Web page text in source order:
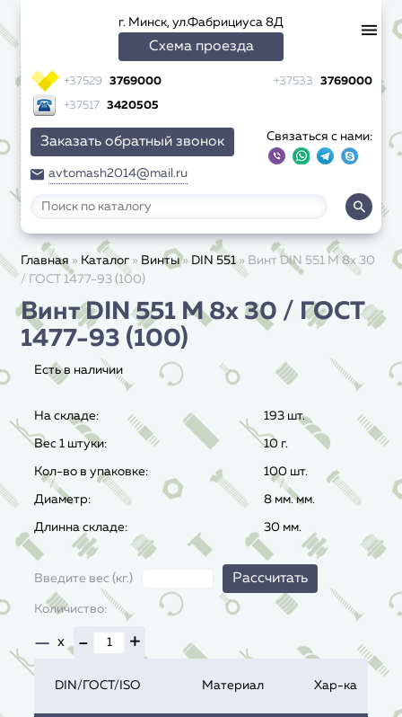
+37529 3769000 +37533 3769000
+37517 3420505
Заказать обратный звонок
avtomash2014@mail.ru
Связаться с нами:
г. Минск, ул.Фабрициуса 8Д
Схема проезда
Главная » Каталог » Винты» DIN 551» Винт DIN 551 M 8x 30
/ ГОСТ 1477-93 (100)
Винт DIN 551 M 8x 30 / ГОСТ
1477-93 (100)
Есть в наличии
На складе: 193 шт.
Вес 1 штуки: 10 г.
Кол-во в упаковке: 100 шт.
Диаметр: 8 мм. мм.
Длинна складе: 30 мм.
Введите вес (кг.) Рассчитать
Количиство:
— x - +
DIN/ГОСТ/ISO Материал Хар-ка